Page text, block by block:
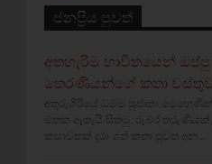
ජනප්‍රිය පුවත්
අතහැරීම භාවිතයෙන්
තෙරණියන්ගේ කතා වස්‌තුව
අතුරුගිරියේ ධම්ම සුජාතා
මතක ඇතැයි සිතමු. රූබර
කසාවතක්‌ දරා ගත් කතා පුවත අන...